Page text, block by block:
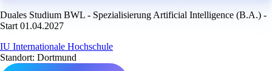
Duales Studium BWL - Spezialisierung Artificial Intelligence (B.A.) -
Start 01.04.2027
IU Internationale Hochschule
Standort: Dortmund